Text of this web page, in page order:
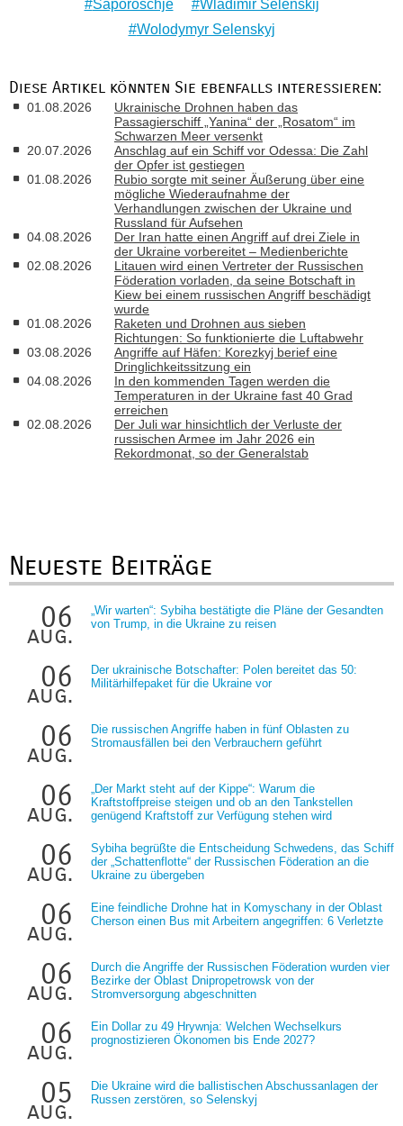
Saporoschje
Wladimir Selenskij
Wolodymyr Selenskyj
Diese Artikel könnten Sie ebenfalls interessieren:
01.08.2026
Ukrainische Drohnen haben das
Passagierschiff „Yanina“ der „Rosatom“ im
Schwarzen Meer versenkt
20.07.2026
Anschlag auf ein Schiff vor Odessa: Die Zahl
der Opfer ist gestiegen
01.08.2026
Rubio sorgte mit seiner Äußerung über eine
mögliche Wiederaufnahme der
Verhandlungen zwischen der Ukraine und
Russland für Aufsehen
04.08.2026
Der Iran hatte einen Angriff auf drei Ziele in
der Ukraine vorbereitet – Medienberichte
02.08.2026
Litauen wird einen Vertreter der Russischen
Föderation vorladen, da seine Botschaft in
Kiew bei einem russischen Angriff beschädigt
wurde
01.08.2026
Raketen und Drohnen aus sieben
Richtungen: So funktionierte die Luftabwehr
03.08.2026
Angriffe auf Häfen: Korezkyj berief eine
Dringlichkeitssitzung ein
04.08.2026
In den kommenden Tagen werden die
Temperaturen in der Ukraine fast 40 Grad
erreichen
02.08.2026
Der Juli war hinsichtlich der Verluste der
russischen Armee im Jahr 2026 ein
Rekordmonat, so der Generalstab
Neueste Beiträge
06
aug.
„Wir warten“: Sybiha bestätigte die Pläne der Gesandten
von Trump, in die Ukraine zu reisen
06
aug.
Der ukrainische Botschafter: Polen bereitet das 50:
Militärhilfepaket für die Ukraine vor
06
aug.
Die russischen Angriffe haben in fünf Oblasten zu
Stromausfällen bei den Verbrauchern geführt
06
aug.
„Der Markt steht auf der Kippe“: Warum die
Kraftstoffpreise steigen und ob an den Tankstellen
genügend Kraftstoff zur Verfügung stehen wird
06
aug.
Sybiha begrüßte die Entscheidung Schwedens, das Schiff
der „Schattenflotte“ der Russischen Föderation an die
Ukraine zu übergeben
06
aug.
Eine feindliche Drohne hat in Komyschany in der Oblast
Cherson einen Bus mit Arbeitern angegriffen: 6 Verletzte
06
aug.
Durch die Angriffe der Russischen Föderation wurden vier
Bezirke der Oblast Dnipropetrowsk von der
Stromversorgung abgeschnitten
06
aug.
Ein Dollar zu 49 Hrywnja: Welchen Wechselkurs
prognostizieren Ökonomen bis Ende 2027?
05
aug.
Die Ukraine wird die ballistischen Abschussanlagen der
Russen zerstören, so Selenskyj